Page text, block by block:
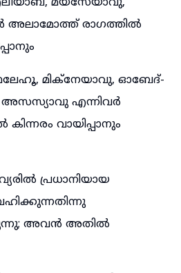
മയസേയാവു,
അലാമോത്ത് രാഗത്തിൽ
മിക്നേയാവു, ഓബേദ്-
എന്നിവർ
വായിപ്പാനും
പ്രധാനിയായ
അവൻ അതിൽ